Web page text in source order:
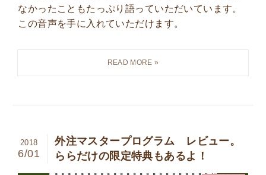
なかったこともたっぷり語っていただいています。
この音声を手に入れていただけます。
外注マスタープログラム レビュー。
ららだけの限定特典もあるよ！
2018
6/01